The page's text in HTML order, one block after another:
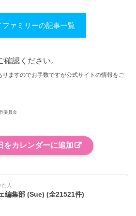
ファミリーの記事一覧
認ください。
ますのでお手数ですが公式サイトの情報をご
委員会
をカレンダーに追加
人
編集部 (Sue)(全21521件)